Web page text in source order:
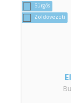
Sürgős
Zöldövezeti